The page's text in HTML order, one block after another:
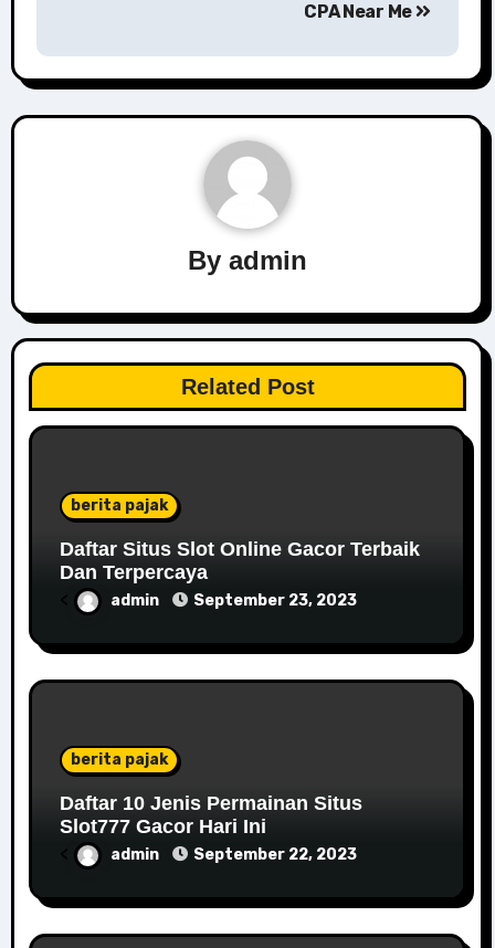
CPA Near Me
By admin
Related Post
berita pajak
Daftar Situs Slot Online Gacor Terbaik
Dan Terpercaya
< admin September 23, 2023
berita pajak
Daftar 10 Jenis Permainan Situs
Slot777 Gacor Hari Ini
< admin September 22, 2023